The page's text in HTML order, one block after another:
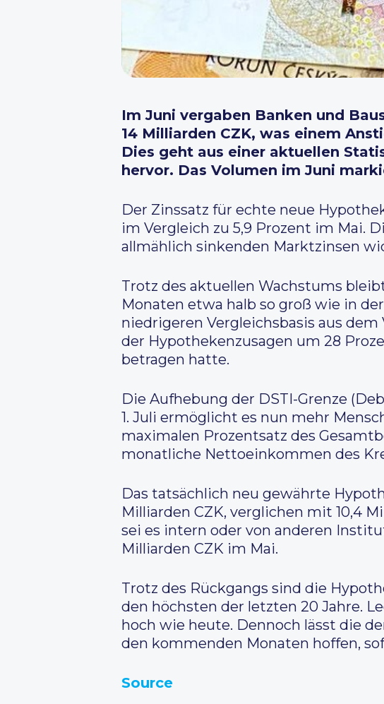
Im Juni vergaben Banken und
14 Milliarden CZK, was einem
Dies geht aus einer aktuellen
hervor. Das Volumen im Juni
Der Zinssatz für echte neue
im Vergleich zu 5,9 Prozent im Mai.
allmählich sinkenden Marktzinsen
Trotz des aktuellen Wachstums
Monaten etwa halb so groß wie in
niedrigeren Vergleichsbasis aus
der Hypothekenzusagen um 28
betragen hatte.
Die Aufhebung der DSTI-Grenze
1. Juli ermöglicht es nun mehr
maximalen Prozentsatz des
monatliche Nettoeinkommen des
Das tatsächlich neu gewährte
Milliarden CZK, verglichen mit 10,4
sei es intern oder von anderen
Milliarden CZK im Mai.
Trotz des Rückgangs sind die
den höchsten der letzten 20 Jahre.
hoch wie heute. Dennoch lässt die
den kommenden Monaten hoffen,
Source